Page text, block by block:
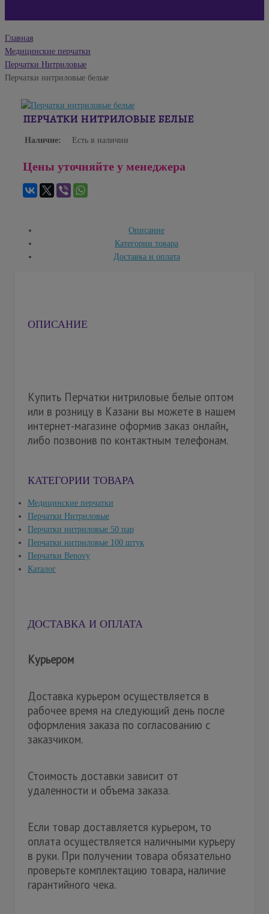
Главная
Медицинские перчатки
Перчатки Нитриловые
Перчатки нитриловые белые
ПЕРЧАТКИ НИТРИЛОВЫЕ БЕЛЫЕ
Наличие: Есть в наличии
Цены уточняйте у менеджера
Описание
Категории товара
Доставка и оплата
ОПИСАНИЕ
Купить Перчатки нитриловые белые оптом
или в розницу в Казани вы можете в нашем
интернет-магазине оформив заказ онлайн,
либо позвонив по контактным телефонам.
КАТЕГОРИИ ТОВАРА
Медицинские перчатки
Перчатки Нитриловые
Перчатки нитриловые 50 пар
Перчатки нитриловые 100 штук
Перчатки Benovy
Каталог
ДОСТАВКА И ОПЛАТА
Курьером
Доставка курьером осуществляется в
рабочее время на следующий день после
оформления заказа по согласованию с
заказчиком.
Стоимость доставки зависит от
удаленности и объема заказа.
Если товар доставляется курьером, то
оплата осуществляется наличными курьеру
в руки. При получении товара обязательно
проверьте комплектацию товара, наличие
гарантийного чека.